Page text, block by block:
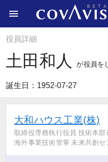
役員詳細
土田和人が役員を
誕生日：1952-07-27
大和ハウス工業(株)
取締役専務執行役員 技術本
海外事業技術管掌 未来共創セ